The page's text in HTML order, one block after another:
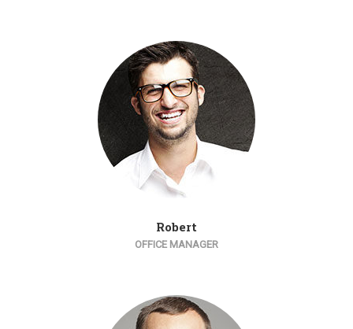
Robert
OFFICE MANAGER